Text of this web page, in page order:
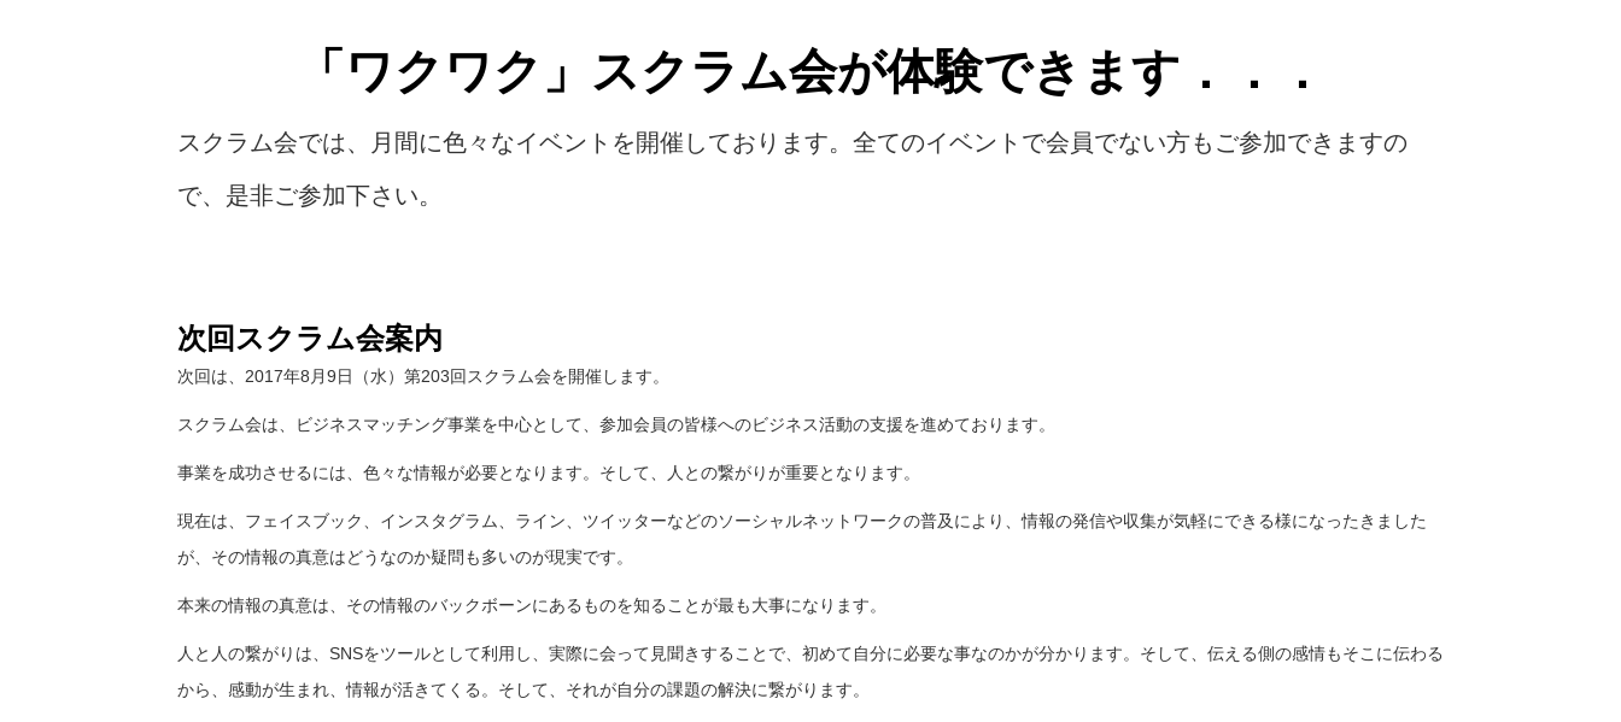
「ワクワク」スクラム会が体験できます．．．
スクラム会では、月間に色々なイベントを開催しております。全てのイベントで会員でない方もご参加できますの
で、是非ご参加下さい。
次回スクラム会案内
次回は、2017年8月9日（水）第203回スクラム会を開催します。
スクラム会は、ビジネスマッチング事業を中心として、参加会員の皆様へのビジネス活動の支援を進めております。
事業を成功させるには、色々な情報が必要となります。そして、人との繋がりが重要となります。
現在は、フェイスブック、インスタグラム、ライン、ツイッターなどのソーシャルネットワークの普及により、情報の発信や収集が気軽にできる様になったきました
が、その情報の真意はどうなのか疑問も多いのが現実です。
本来の情報の真意は、その情報のバックボーンにあるものを知ることが最も大事になります。
人と人の繋がりは、SNSをツールとして利用し、実際に会って見聞きすることで、初めて自分に必要な事なのかが分かります。そして、伝える側の感情もそこに伝わる
から、感動が生まれ、情報が活きてくる。そして、それが自分の課題の解決に繋がります。